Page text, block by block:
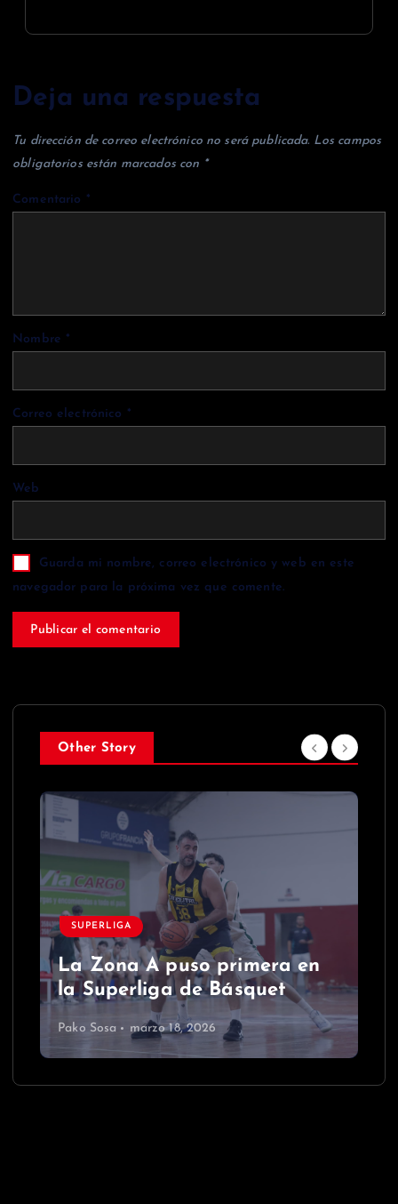
Deja una respuesta
Tu dirección de correo electrónico no será publicada. Los campos
obligatorios están marcados con *
Comentario *
Nombre *
Correo electrónico *
Web
Guarda mi nombre, correo electrónico y web en este
navegador para la próxima vez que comente.
Other Story
SUPERLIGA
La Zona A puso primera en
la Superliga de Básquet
Pako Sosa marzo 18, 2026